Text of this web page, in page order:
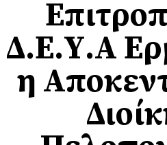
Δ.Ε.Υ.Α
η